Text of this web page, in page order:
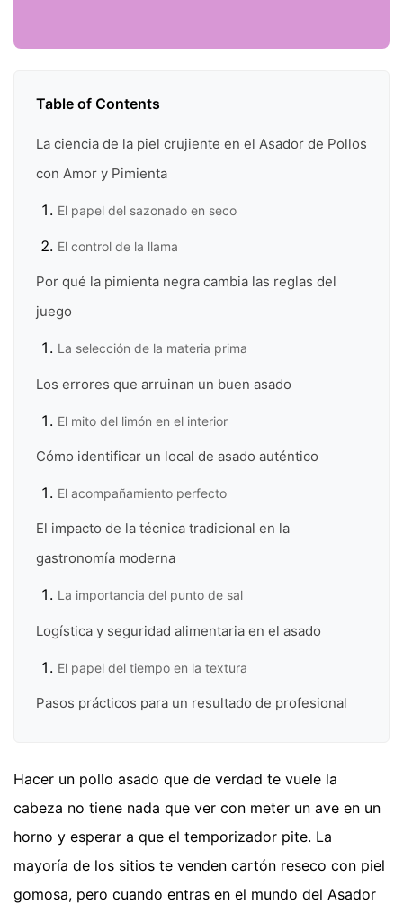
Table of Contents
La ciencia de la piel crujiente en el Asador de Pollos
con Amor y Pimienta
El papel del sazonado en seco
El control de la llama
Por qué la pimienta negra cambia las reglas del
juego
La selección de la materia prima
Los errores que arruinan un buen asado
El mito del limón en el interior
Cómo identificar un local de asado auténtico
El acompañamiento perfecto
El impacto de la técnica tradicional en la
gastronomía moderna
La importancia del punto de sal
Logística y seguridad alimentaria en el asado
El papel del tiempo en la textura
Pasos prácticos para un resultado de profesional
Hacer un pollo asado que de verdad te vuele la
cabeza no tiene nada que ver con meter un ave en un
horno y esperar a que el temporizador pite. La
mayoría de los sitios te venden cartón reseco con piel
gomosa, pero cuando entras en el mundo del Asador